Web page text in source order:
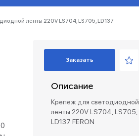
филамент
12v
беспроводные
и коннекторы
ленты 220V LS704, LS705, LD137
Заказать
Описание
Крепеж для светодиодной
ленты 220V LS704, LS705,
LD137 FERON